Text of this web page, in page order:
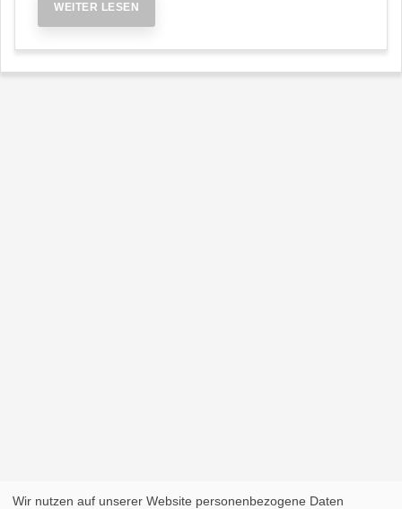
WEITER LESEN
Wir nutzen auf unserer Website personenbezogene Daten